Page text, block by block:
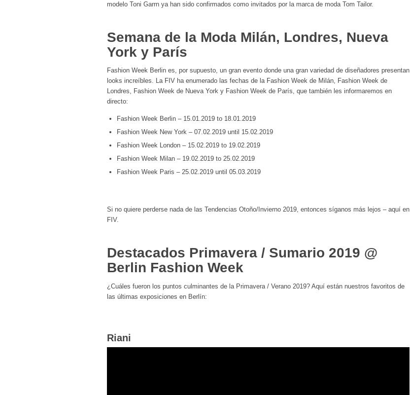
modelo Toni Garrn ya han sido confirmados como invitados por la marca de moda Tom Tailor.
Semana de la Moda Milán, Londres, Nueva
York y París
Fashion Week Berlin es, por supuesto, un gran evento donde una gran variedad de diseñadores presentan
looks increíbles. La FIV ha enumerado las fechas de la Fashion Week de Milán, Fashion Week de
Londres, Fashion Week de Nueva York y Fashion Week de París, que también les informaremos en
directo:
Fashion Week Berlin – 15.01.2019 to 18.01.2019
Fashion Week New York – 07.02.2019 until 15.02.2019
Fashion Week London – 15.02.2019 to 19.02.2019
Fashion Week Milan – 19.02.2019 to 25.02.2019
Fashion Week Paris – 25.02.2019 until 05.03.2019
Si no quiere perderse nada de las Tendencias Otoño/Invierno 2019, entonces síganos más lejos – aquí en
FIV.
Destacados Primavera / Sumario 2019 @
Berlin Fashion Week
¿Cuáles fueron los puntos culminantes de la Primavera / Verano 2019? Aquí están nuestros favoritos de
las últimas exposiciones en Berlín:
Riani